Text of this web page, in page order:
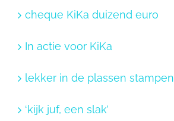
cheque KiKa duizend euro
In actie voor KiKa
lekker in de plassen stampen
‘kijk juf, een slak’